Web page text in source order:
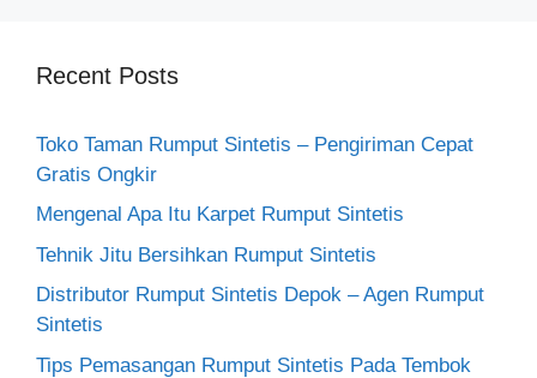
Recent Posts
Toko Taman Rumput Sintetis – Pengiriman Cepat
Gratis Ongkir
Mengenal Apa Itu Karpet Rumput Sintetis
Tehnik Jitu Bersihkan Rumput Sintetis
Distributor Rumput Sintetis Depok – Agen Rumput
Sintetis
Tips Pemasangan Rumput Sintetis Pada Tembok